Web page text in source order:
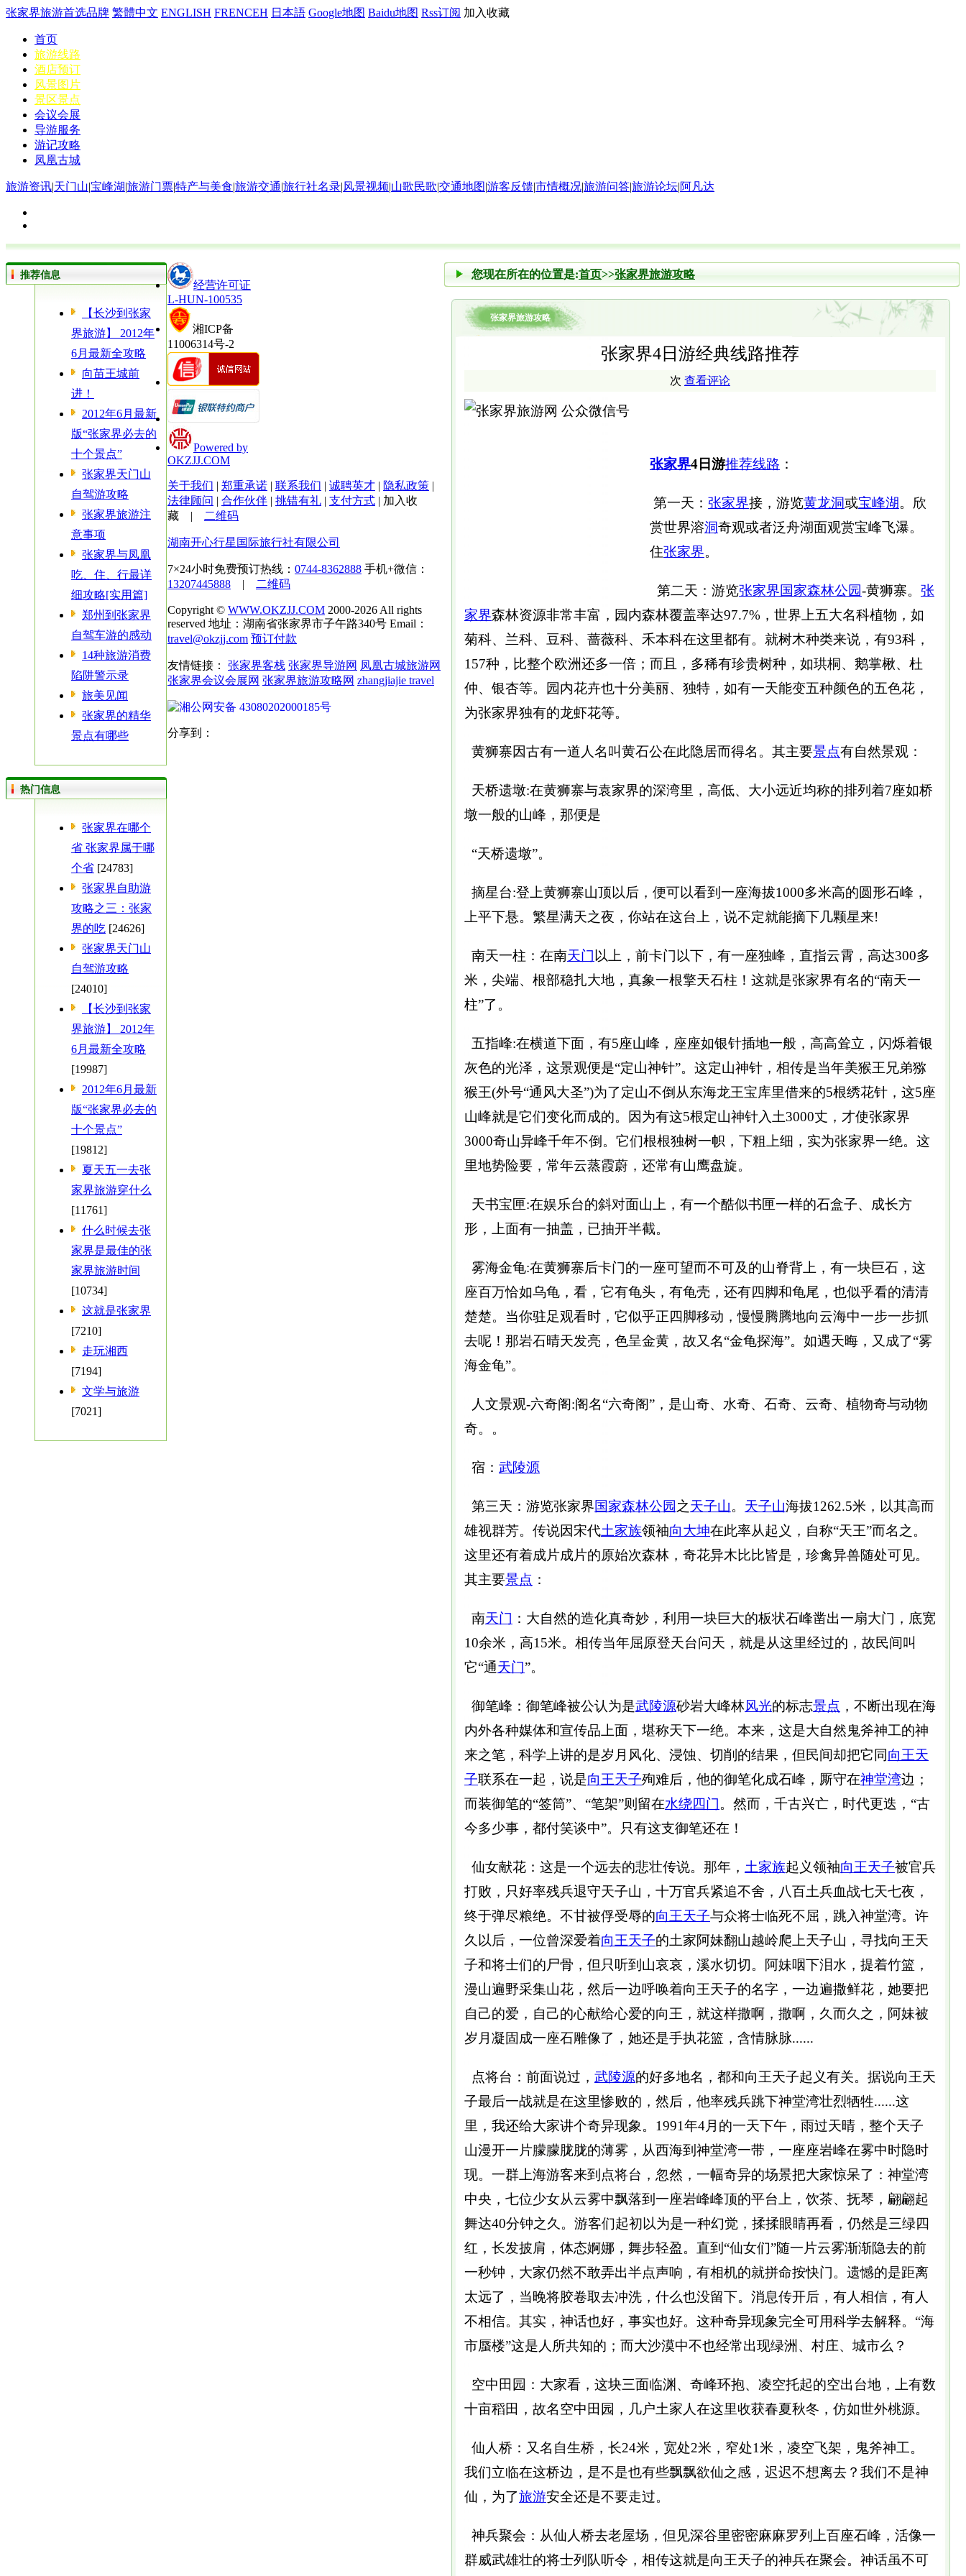
张家界旅游首选品牌 繁體中文 ENGLISH FRENCEH 日本語 Google地图 Baidu地图 Rss订阅 加入收藏
首页
旅游线路
酒店预订
风景图片
景区景点
会议会展
导游服务
游记攻略
凤凰古城
旅游资讯|天门山|宝峰湖|旅游门票|特产与美食|旅游交通|旅行社名录|风景视频|山歌民歌|交通地图|游客反馈|市情概况|旅游问答|旅游论坛|阿凡达
您现在所在的位置是:首页>>张家界旅游攻略
张家界旅游攻略
张家界4日游经典线路推荐
次 查看评论
张家界4日游推荐线路 ：
第一天： 张家界接，游览黄龙洞或宝峰湖。欣
赏世界溶洞奇观或者泛舟湖面观赏宝峰飞瀑。
住张家界。
第二天：游览张家界国家森林公园-黄狮寨。 张
家界森林资源非常丰富，园内森林覆盖率达97.7%，世界上五大名科植物，如
菊科、兰科、豆科、蔷薇科、禾本科在这里都有。就树木种类来说，有93科，
157种，比整个欧洲还多一倍；而且，多稀有珍贵树种，如珙桐、鹅掌楸、杜
仲、银杏等。园内花卉也十分美丽、独特，如有一天能变五种颜色的五色花，
为张家界独有的龙虾花等。
黄狮寨因古有一道人名叫黄石公在此隐居而得名。其主要景点有自然景观：
天桥遗墩:在黄狮寨与袁家界的深湾里，高低、大小远近均称的排列着7座如桥
墩一般的山峰，那便是
“天桥遗墩”。
摘星台:登上黄狮寨山顶以后，便可以看到一座海拔1000多米高的圆形石峰，
上平下悬。繁星满天之夜，你站在这台上，说不定就能摘下几颗星来!
南天一柱：在南天门 以上，前卡门以下，有一座独峰，直指云霄，高达300多
米，尖端、根部稳扎大地，真象一根擎天石柱！这就是张家界有名的“南天一
柱”了。
五指峰:在横道下面，有5座山峰，座座如银针插地一般，高高耸立，闪烁着银
灰色的光泽，这景观便是“定山神针”。这定山神针，相传是当年美猴王兄弟猕
猴王(外号“通风大圣”)为了定山不倒从东海龙王宝库里借来的5根绣花针，这5座
山峰就是它们变化而成的。因为有这5根定山神针入土3000丈，才使张家界
3000奇山异峰千年不倒。它们根根独树一帜，下粗上细，实为张家界一绝。这
里地势险要，常年云蒸霞蔚，还常有山鹰盘旋。
天书宝匣:在娱乐台的斜对面山上，有一个酷似书匣一样的石盒子、成长方
形，上面有一抽盖，已抽开半截。
雾海金龟:在黄狮寨后卡门的一座可望而不可及的山脊背上，有一块巨石，这
座百万恰如乌龟，看，它有龟头，有龟壳，还有四脚和龟尾，也似乎看的清清
楚楚。当你驻足观看时，它似乎正四脚移动，慢慢腾腾地向云海中一步一步抓
去呢！那岩石晴天发亮，色呈金黄，故又名“金龟探海”。如遇天晦，又成了“雾
海金龟”。
人文景观-六奇阁:阁名“六奇阁”，是山奇、水奇、石奇、云奇、植物奇与动物
奇。。
宿： 武陵源
第三天：游览张家界国家森林公园 之天子山。 天子山海拔1262.5米，以其高而
雄视群芳。传说因宋代土家族领袖向大坤在此率从起义，自称“天王”而名之。
这里还有着成片成片的原始次森林，奇花异木比比皆是，珍禽异兽随处可见。
其主要景点 ：
南天门 ：大自然的造化真奇妙，利用一块巨大的板状石峰凿出一扇大门，底宽
10余米，高15米。相传当年屈原登天台问天，就是从这里经过的，故民间叫
它“通天门”。
御笔峰：御笔峰被公认为是武陵源砂岩大峰林风光的标志景点 ，不断出现在海
内外各种媒体和宣传品上面，堪称天下一绝。本来，这是大自然鬼斧神工的神
来之笔，科学上讲的是岁月风化、浸蚀、切削的结果，但民间却把它同向王天
子联系在一起，说是向王天子殉难后，他的御笔化成石峰，厮守在神堂湾边；
而装御笔的“签筒”、“笔架”则留在水绕四门。然而，千古兴亡，时代更迭，“古
今多少事，都付笑谈中”。只有这支御笔还在！
仙女献花：这是一个远去的悲壮传说。那年， 土家族起义领袖向王天子被官兵
打败，只好率残兵退守天子山，十万官兵紧追不舍，八百土兵血战七天七夜，
终于弹尽粮绝。不甘被俘受辱的向王天子与众将士临死不屈，跳入神堂湾。许
久以后，一位曾深爱着向王天子的土家阿妹翻山越岭爬上天子山，寻找向王天
子和将士们的尸骨，但只听到山哀哀，溪水切切。阿妹咽下泪水，提着竹篮，
漫山遍野采集山花，然后一边呼唤着向王天子的名字，一边遍撒鲜花，她要把
自己的爱，自己的心献给心爱的向王，就这样撒啊，撒啊，久而久之，阿妹被
岁月凝固成一座石雕像了，她还是手执花篮，含情脉脉......
点将台：前面说过， 武陵源的好多地名，都和向王天子起义有关。据说向王天
子最后一战就是在这里惨败的，然后，他率残兵跳下神堂湾壮烈牺牲......这
里，我还给大家讲个奇异现象。1991年4月的一天下午，雨过天晴，整个天子
山漫开一片朦朦胧胧的薄雾，从西海到神堂湾一带，一座座岩峰在雾中时隐时
现。一群上海游客来到点将台，忽然，一幅奇异的场景把大家惊呆了：神堂湾
中央，七位少女从云雾中飘落到一座岩峰峰顶的平台上，饮茶、抚琴，翩翩起
舞达40分钟之久。游客们起初以为是一种幻觉，揉揉眼睛再看，仍然是三绿四
红，长发披肩，体态婀娜，舞步轻盈。直到“仙女们”随一片云雾渐渐隐去的前
一秒钟，大家仍然不敢弄出半点声响，有相机的就拼命按快门。遗憾的是距离
太远了，当晚将胶卷取去冲洗，什么也没留下。消息传开后，有人相信，有人
不相信。其实，神话也好，事实也好。这种奇异现象完全可用科学去解释。“海
市蜃楼”这是人所共知的；而大沙漠中不也经常出现绿洲、村庄、城市么？
空中田园：大家看，这块三面临渊、奇峰环抱、凌空托起的空出台地，上有数
十亩稻田，故名空中田园，几户土家人在这里收获春夏秋冬，仿如世外桃源。
仙人桥：又名自生桥，长24米，宽处2米，窄处1米，凌空飞架，鬼斧神工。
我们立临在这桥边，是不是也有些飘飘欲仙之感，迟迟不想离去？我们不是神
仙，为了旅游安全还是不要走过。
神兵聚会：从仙人桥去老屋场，但见深谷里密密麻麻罗列上百座石峰，活像一
群威武雄壮的将士列队听令，相传这就是向王天子的神兵在聚会。神话虽不可
推荐信息
【长沙到张家
界旅游】 2012年
6月最新全攻略
向苗王城前
进！
2012年6月最新
版“张家界必去的
十个景点”
张家界天门山
自驾游攻略
张家界旅游注
意事项
张家界与凤凰
吃、住、行最详
细攻略[实用篇]
郑州到张家界
自驾车游的感动
14种旅游消费
陷阱警示录
旅美见闻
张家界的精华
景点有哪些
热门信息
张家界在哪个
省 张家界属于哪
个省 [24783]
张家界自助游
攻略之三：张家
界的吃 [24626]
张家界天门山
自驾游攻略
[24010]
【长沙到张家
界旅游】 2012年
6月最新全攻略
[19987]
2012年6月最新
版“张家界必去的
十个景点”
[19812]
夏天五一去张
家界旅游穿什么
[11761]
什么时候去张
家界是最佳的张
家界旅游时间
[10734]
这就是张家界
[7210]
走玩湘西
[7194]
文学与旅游
[7021]
经营许可证
L-HUN-100535
湘ICP备
11006314号-2
Powered by
OKZJJ.COM
关于我们 | 郑重承诺 | 联系我们 | 诚聘英才 | 隐私政策 |
法律顾问 | 合作伙伴 | 挑错有礼 | 支付方式 | 加入收
藏 | 二维码
湖南开心行星国际旅行社有限公司
7×24小时免费预订热线： 0744-8362888 手机+微信：
13207445888 | 二维码
Copyright © WWW.OKZJJ.COM 2000-2026 All rights
reserved 地址：湖南省张家界市子午路340号 Email：
travel@okzjj.com 预订付款
友情链接： 张家界客栈 张家界导游网 凤凰古城旅游网
张家界会议会展网 张家界旅游攻略网 zhangjiajie travel
湘公网安备 43080202000185号
分享到：